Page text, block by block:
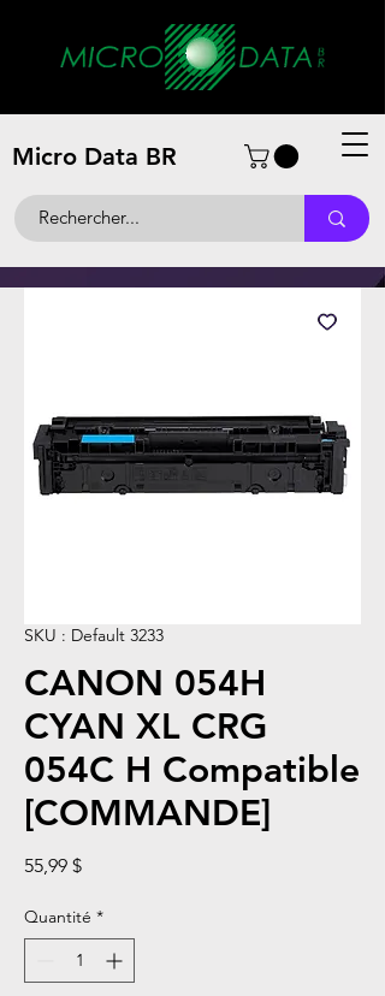
Micro Data BR
SKU : Default 3233
CANON 054H
CYAN XL CRG
054C H Compatible
[COMMANDE]
55,99 $Prix
Quantité *